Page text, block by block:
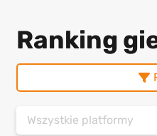
Ranking
Wszystkie platformy